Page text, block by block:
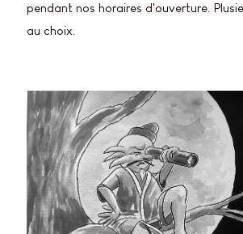
pendant nos horaires d'ouverture.
au choix.